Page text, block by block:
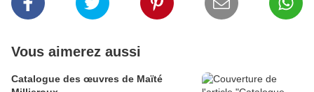
Vous aimerez aussi
Catalogue des œuvres de Maïté